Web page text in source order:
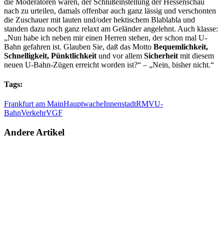
nach zu urteilen, damals offenbar auch ganz lässig und verschonten
die Zuschauer mit lauten und/oder hektischem Blablabla und
standen dazu noch ganz relaxt am Geländer angelehnt. Auch klasse:
„Nun habe ich neben mir einen Herren stehen, der schon mal U-
Bahn gefahren ist. Glauben Sie, daß das Motto Bequemlichkeit,
Schnelligkeit, Pünktlichkeit und vor allem Sicherheit mit diesem
neuen U-Bahn-Zügen erreicht worden ist?“ – „Nein, bisher nicht.“
Tags:
Frankfurt am MainHauptwacheInnenstadtRMVU-
BahnVerkehrVGF
Andere Artikel